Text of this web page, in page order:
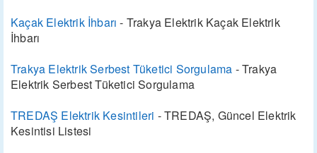
Kaçak Elektrik İhbarı - Trakya Elektrik Kaçak Elektrik
İhbarı
Trakya Elektrik Serbest Tüketici Sorgulama - Trakya
Elektrik Serbest Tüketici Sorgulama
TREDAŞ Elektrik Kesintileri - TREDAŞ, Güncel Elektrik
Kesintisi Listesi